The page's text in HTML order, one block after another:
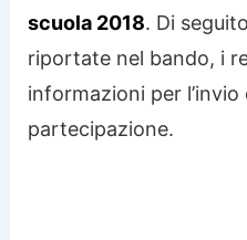
scuola 2018. Di
riportate nel bando, i
informazioni per
partecipazione.